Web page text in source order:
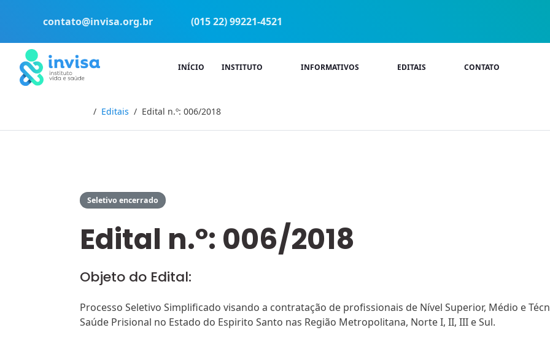
contato@invisa.org.br (015 22) 99221-4521
INÍCIO INSTITUTO INFORMATIVOS EDITAIS CONTATO
InícioEditais Edital n.º: 006/2018
Seletivo encerrado
Edital n.º: 006/2018
Objeto do Edital:
Processo Seletivo Simplificado visando a contratação de profissionais de Nível Superior, Médio e
Saúde Prisional no Estado do Espirito Santo nas Região Metropolitana, Norte I, II, III e Sul.